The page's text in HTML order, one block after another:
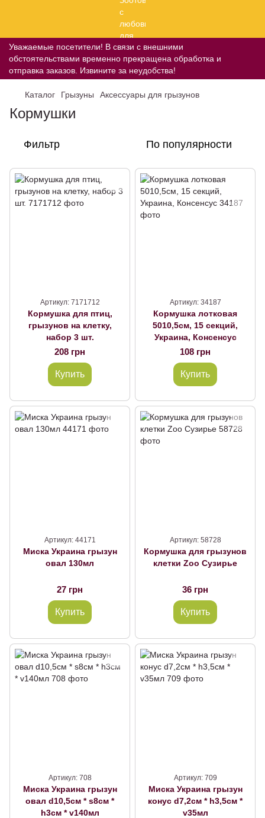
Уважаемые посетители! В связи с внешними
обстоятельствами временно прекращена обработка и
отправка заказов. Извините за неудобства!
Каталог Грызуны Аксессуары для грызунов
Кормушки
Фильтр По популярности
Артикул: 7171712
Кормушка для птиц,
грызунов на клетку,
набор 3 шт.
208 грн
Купить
Артикул: 34187
Кормушка лотковая
5010,5см, 15 секций,
Украина, Консенсус
108 грн
Купить
Артикул: 44171
Миска Украина грызун
овал 130мл
27 грн
Купить
Артикул: 58728
Кормушка для грызунов
клетки Zoo Сузирье
36 грн
Купить
Артикул: 708
Миска Украина грызун
овал d10,5см * s8см *
h3см * v140мл
Артикул: 709
Миска Украина грызун
конус d7,2см * h3,5см *
v35мл